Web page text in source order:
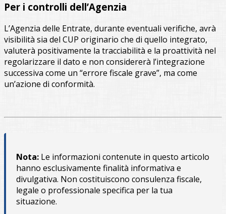
Per i controlli dell’Agenzia
L’Agenzia delle Entrate, durante eventuali verifiche, avrà
visibilità sia del CUP originario che di quello integrato,
valuterà positivamente la tracciabilità e la proattività nel
regolarizzare il dato e non considererà l’integrazione
successiva come un “errore fiscale grave”, ma come
un’azione di conformità.
Nota: Le informazioni contenute in questo articolo
hanno esclusivamente finalità informativa e
divulgativa. Non costituiscono consulenza fiscale,
legale o professionale specifica per la tua
situazione.